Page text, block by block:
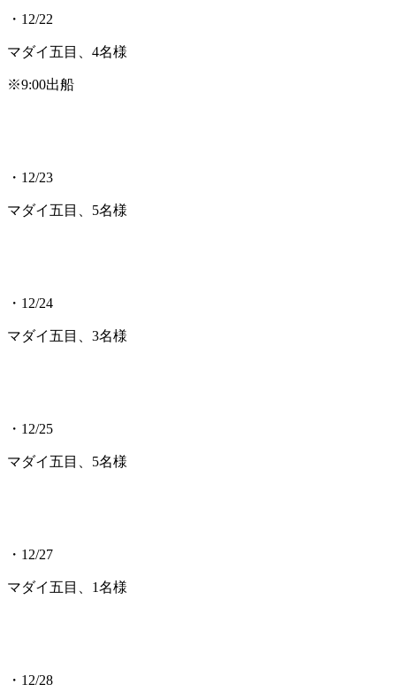
・12/22
マダイ五目、4名様
※9:00出船
・12/23
マダイ五目、5名様
・12/24
マダイ五目、3名様
・12/25
マダイ五目、5名様
・12/27
マダイ五目、1名様
・12/28